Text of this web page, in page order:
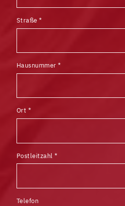
Straße*
Hausnummer*
Ort *
Postleitzahl*
Telefon